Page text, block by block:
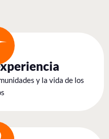
y la vida de los